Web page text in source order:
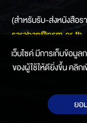
(สำหรับรับ-ส่งหนังสือร
saraban@nsm.or.th
เว็บไซค์ มีการเก็บข้อมู
ของผู้ใช้ให้ดียิ่งขึ้น คลิก
ยอ